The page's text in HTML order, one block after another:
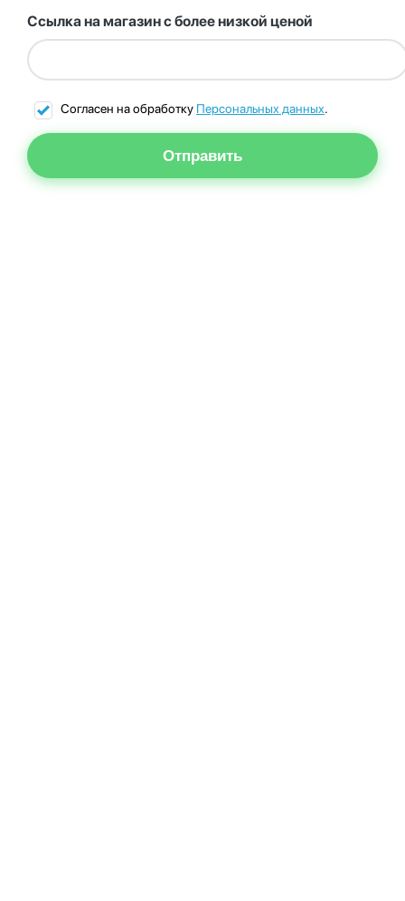
Ссылка на магазин с более низкой ценой
Согласен на обработку Персональных данных.
Отправить